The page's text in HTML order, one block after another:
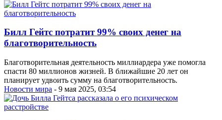
Билл Гейтс потратит 99% своих денег на
благотворительность
Благотворительная деятельность миллиардера уже помогла
спасти 80 миллионов жизней. В ближайшие 20 лет он
планирует удвоить сумму на благотворительность.
Новости мира - 9 мая 2025, 03:54